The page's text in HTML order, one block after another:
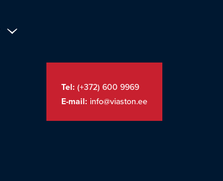
Tel: (+372) 600 9969
E-mail: info@viaston.ee